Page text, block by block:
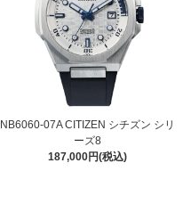
NB6060-07A CITIZEN シチズン シリ
ーズ8
187,000円(税込)